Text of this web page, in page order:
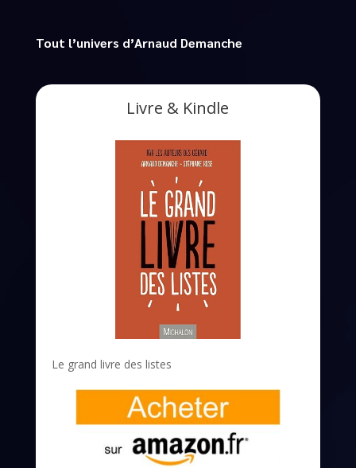
Tout l’univers d’Arnaud Demanche
Livre & Kindle
Le grand livre des listes